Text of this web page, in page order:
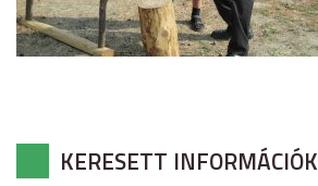
KERESETT INFORMÁCIÓK